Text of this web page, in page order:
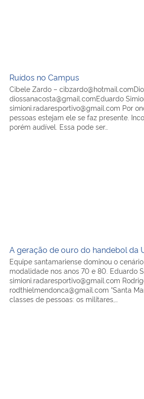
Ruídos no Campus
Cibele Zardo –
diossanacosta@gmail.comEduardo
simioni.radaresportivo@gmail.com Por
pessoas estejam ele se faz presente.
porém audível. Essa pode ser…
A geração de ouro do handebol da
Equipe santamariense dominou o
modalidade nos anos 70 e 80. Eduardo
simioni.radaresportivo@gmail.com
rodthielmendonca@gmail.com “Santa
classes de pessoas: os militares,…